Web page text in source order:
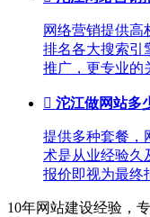
网络营销提供高
排名各大搜索引
推广，更专业的
 沱江做网站多
提供多种套餐，
术是从业经验久
报价即视为最终
10年网站建设经验，